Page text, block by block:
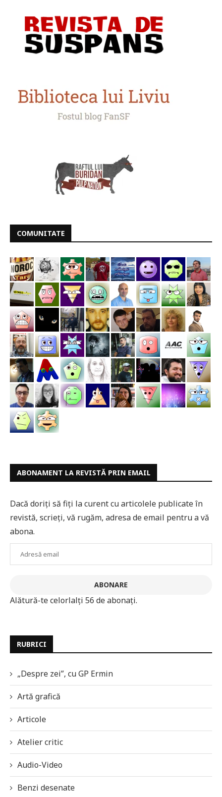
COMUNITATE
ABONAMENT LA REVISTĂ PRIN EMAIL
Dacă doriți să fiți la curent cu articolele publicate în
revistă, scrieți, vă rugăm, adresa de email pentru a vă
abona.
Adresă
ABONARE
Alătură-te celorlalți 56 de abonați.
RUBRICI
„Despre zei”, cu GP Ermin
Artă grafică
Articole
Atelier critic
Audio-Video
Benzi desenate